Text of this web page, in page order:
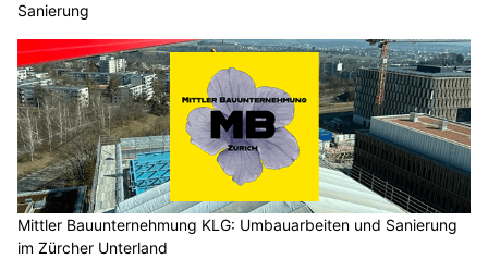
Sanierung
Mittler Bauunternehmung KLG: Umbauarbeiten und Sanierung
im Zürcher Unterland